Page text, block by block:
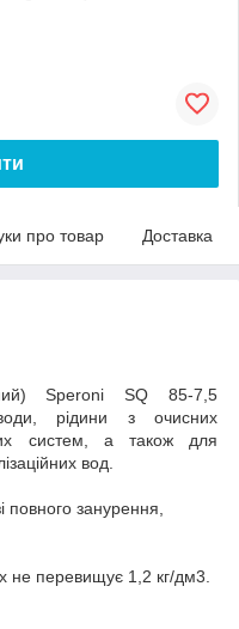
про товар Доставка
Speroni SQ 85-7,5
води, рідини з очисних
систем, а також для
вод.
занурення,
не перевищує 1,2 кг/дм3.